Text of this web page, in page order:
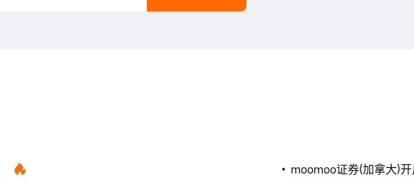
moomoo证券(加拿大)